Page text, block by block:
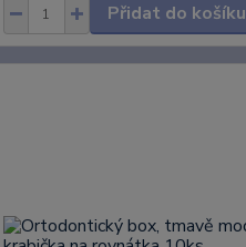
Přidat do košíku